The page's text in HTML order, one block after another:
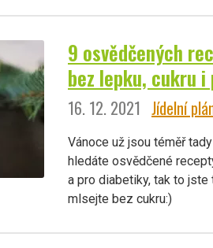
9 osvědčených
bez lepku, cukru
16. 12. 2021 Jídelní
Vánoce už jsou téměř
hledáte osvědčené
a pro diabetiky, tak to
mlsejte bez cukru:)